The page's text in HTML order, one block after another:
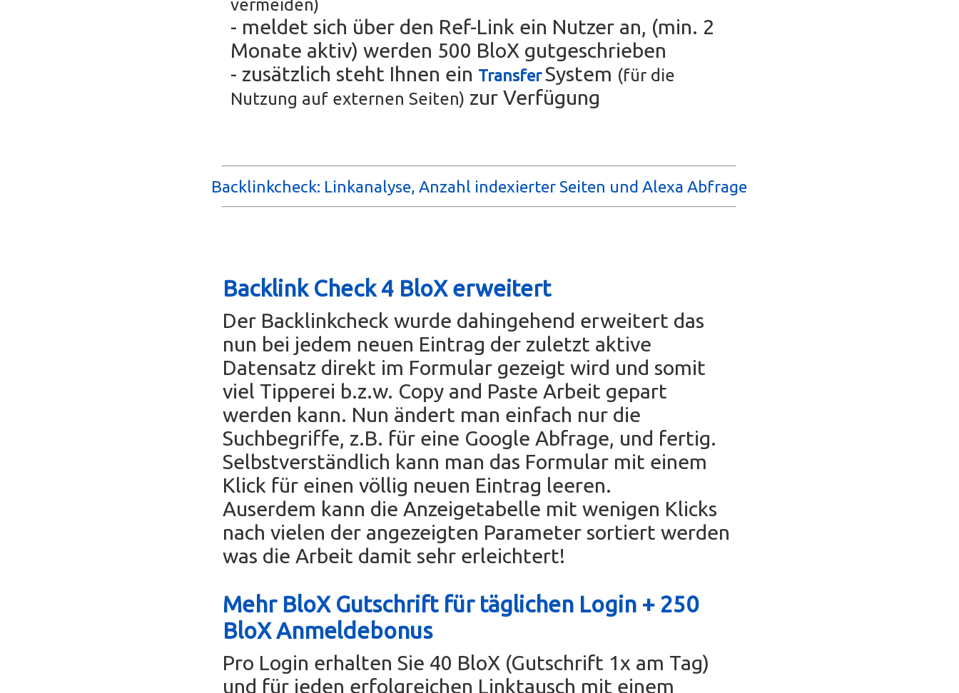
vermeiden)
- meldet sich über den Ref-Link ein Nutzer an, (min. 2
Monate aktiv) werden 500 BloX gutgeschrieben
- zusätzlich steht Ihnen ein Transfer System (für die
Nutzung auf externen Seiten) zur Verfügung
Backlinkcheck: Linkanalyse, Anzahl indexierter Seiten und Alexa Abfrage
Backlink Check 4 BloX erweitert
Der Backlinkcheck wurde dahingehend erweitert das
nun bei jedem neuen Eintrag der zuletzt aktive
Datensatz direkt im Formular gezeigt wird und somit
viel Tipperei b.z.w. Copy and Paste Arbeit gepart
werden kann. Nun ändert man einfach nur die
Suchbegriffe, z.B. für eine Google Abfrage, und fertig.
Selbstverständlich kann man das Formular mit einem
Klick für einen völlig neuen Eintrag leeren.
Auserdem kann die Anzeigetabelle mit wenigen Klicks
nach vielen der angezeigten Parameter sortiert werden
was die Arbeit damit sehr erleichtert!
Mehr BloX Gutschrift für täglichen Login + 250
BloX Anmeldebonus
Pro Login erhalten Sie 40 BloX (Gutschrift 1x am Tag)
und für jeden erfolgreichen Linktausch mit einem